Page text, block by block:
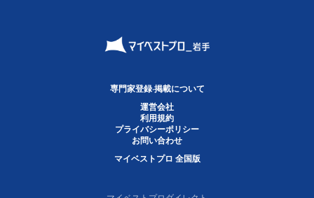
専門家登録·掲載について
運営会社
利用規約
プライバシーポリシー
お問い合わせ
マイベストプロ 全国版